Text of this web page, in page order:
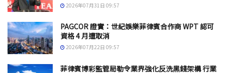
2026年07月31日 09:57
PAGCOR 證實：世紀娛樂菲律賓合作商 WPT 認可
資格 4 月遭取消
2026年07月22日 09:57
菲律賓博彩監管局勒令業界強化反洗黑錢架構 行業